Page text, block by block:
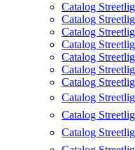
Catalog
Catalog
Catalog
Catalog
Catalog
Catalog
Catalog
Catalog
Catalog
Catalog